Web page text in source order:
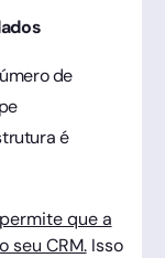
de
é
que a
seu CRM.Isso